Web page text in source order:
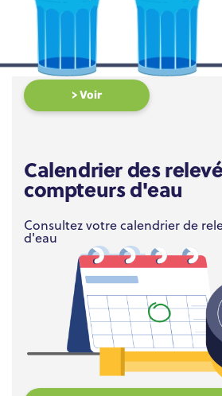
> Voir
Calendrier des
compteurs d'eau
Consultez votre calendrier de
d'eau